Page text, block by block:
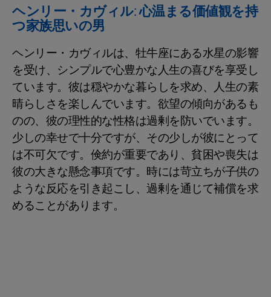
ヘンリー・カヴィル: 心温まる価値観を持
つ家族思いの男
ヘンリー・カヴィルは、牡牛座にある水星の影響
を受け、シンプルで心豊かな人生の喜びを享受し
ています。彼は穏やかな暮らしを求め、人生の素
晴らしさを楽しんでいます。欲望の傾向があるも
のの、彼の理性的な性格は過剰を防いでいます。
少しの幸せで十分ですが、その少しが彼にとって
は不可欠です。倹約が重要であり、貧困や喪失は
彼の大きな懸念事項です。時には苛立ちが子供の
ような反応を引き起こし、過剰を通じて補償を求
めることがあります。